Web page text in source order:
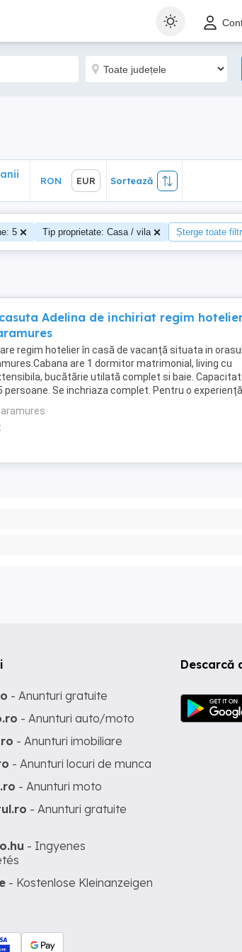
RON EUR Sortează
5 Tip proprietate: Casa / vila Șterge toate
Adelina de inchiriat regim
regim hotelier în casă de vacanță situata in orasul
are 1 dormitor matrimonial, living cu
bucătărie utilată complet si baie.
persoane. Se inchriaza complet. Pentru o experiență
ciubăr cu hidromasaj și luminițe ...
Descarcă
- Anunturi gratuite
- Anunturi auto/moto
- Anunturi imobiliare
- Anunturi locuri de munca
- Anunturi moto
- Anunturi gratuite
- Ingyenes
- Kostenlose Kleinanzeigen